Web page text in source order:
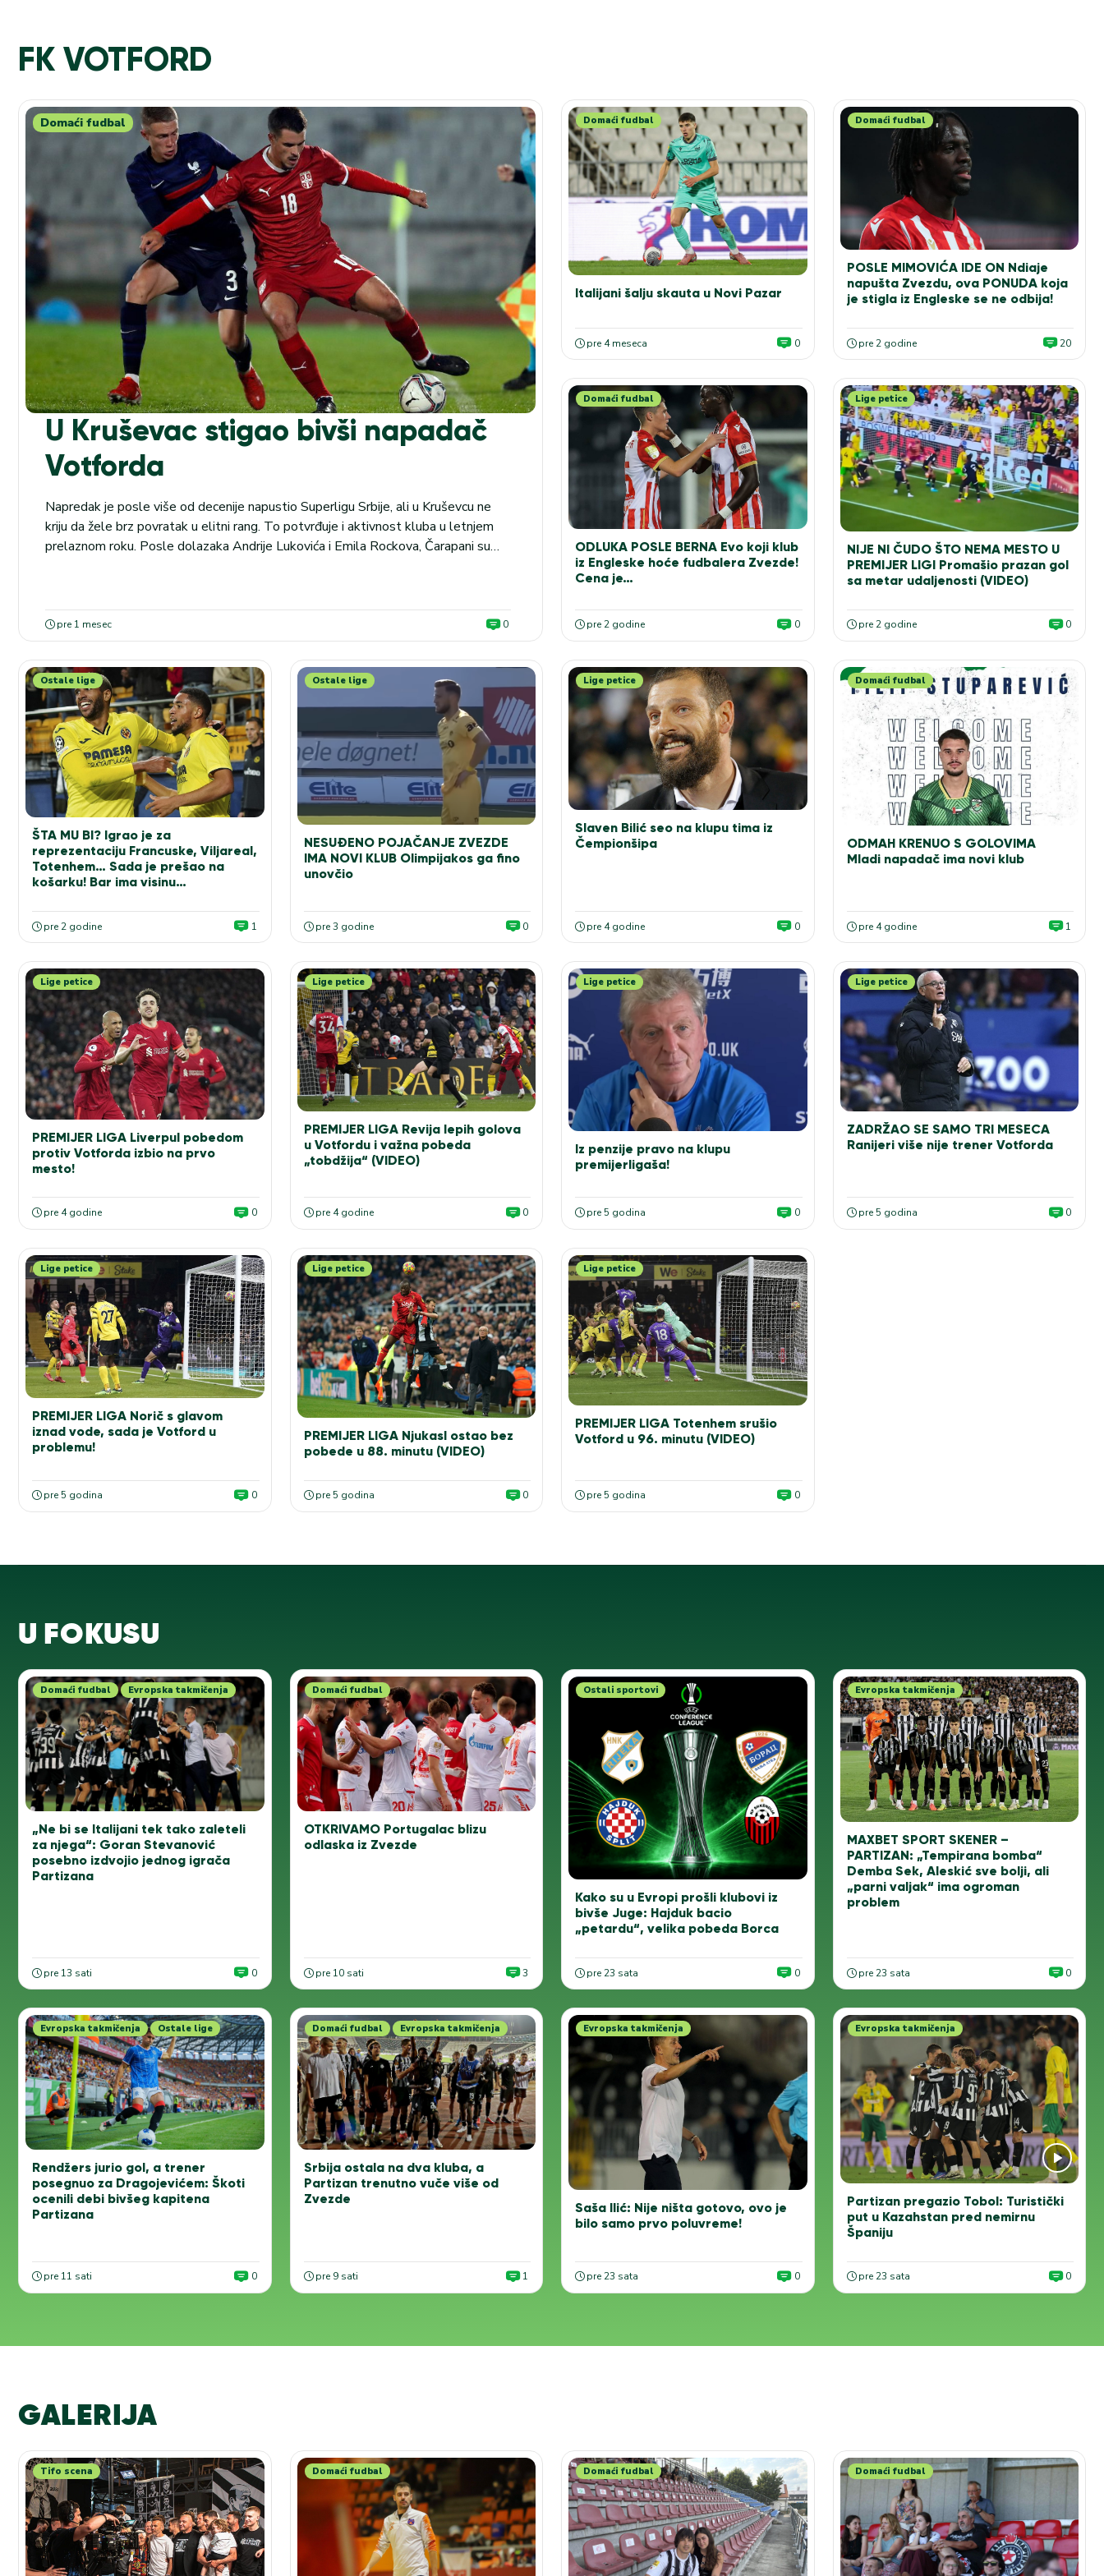
FK VOTFORD
Domaći fudbal
U Kruševac stigao bivši napadač
Votforda
Napredak je posle više od decenije napustio Superligu Srbije, ali u Kruševcu ne
kriju da žele brz povratak u elitni rang. To potvrđuje i aktivnost kluba u letnjem
prelaznom roku. Posle dolazaka Andrije Lukovića i Emila Rockova, Čarapani su
pre 1 mesec 0
Domaći fudbal
Italijani šalju skauta u Novi Pazar
pre 4 meseca 0
Domaći fudbal
POSLE MIMOVIĆA IDE ON Ndiaje
napušta Zvezdu, ova PONUDA koja
je stigla iz Engleske se ne odbija!
pre 2 godine 20
Domaći fudbal
ODLUKA POSLE BERNA Evo koji klub
iz Engleske hoće fudbalera Zvezde!
Cena je…
pre 2 godine 0
Lige petice
NIJE NI ČUDO ŠTO NEMA MESTO U
PREMIJER LIGI Promašio prazan gol
sa metar udaljenosti (VIDEO)
pre 2 godine 0
Ostale lige
ŠTA MU BI? Igrao je za
reprezentaciju Francuske, Viljareal,
Totenhem… Sada je prešao na
košarku! Bar ima visinu…
pre 2 godine 1
Ostale lige
NESUĐENO POJAČANJE ZVEZDE
IMA NOVI KLUB Olimpijakos ga fino
unovčio
pre 3 godine 0
Lige petice
Slaven Bilić seo na klupu tima iz
Čempionšipa
pre 4 godine 0
Domaći fudbal
ODMAH KRENUO S GOLOVIMA
Mladi napadač ima novi klub
pre 4 godine 1
Lige petice
PREMIJER LIGA Liverpul pobedom
protiv Votforda izbio na prvo
mesto!
pre 4 godine 0
Lige petice
PREMIJER LIGA Revija lepih golova
u Votfordu i važna pobeda
„tobdžija“ (VIDEO)
pre 4 godine 0
Lige petice
Iz penzije pravo na klupu
premijerligaša!
pre 5 godina 0
Lige petice
ZADRŽAO SE SAMO TRI MESECA
Ranijeri više nije trener Votforda
pre 5 godina 0
Lige petice
PREMIJER LIGA Norič s glavom
iznad vode, sada je Votford u
problemu!
pre 5 godina 0
Lige petice
PREMIJER LIGA Njukasl ostao bez
pobede u 88. minutu (VIDEO)
pre 5 godina 0
Lige petice
PREMIJER LIGA Totenhem srušio
Votford u 96. minutu (VIDEO)
pre 5 godina 0
U FOKUSU
Domaći fudbal Evropska takmičenja
„Ne bi se Italijani tek tako zaleteli
za njega“: Goran Stevanović
posebno izdvojio jednog igrača
Partizana
pre 13 sati 0
Domaći fudbal
OTKRIVAMO Portugalac blizu
odlaska iz Zvezde
pre 10 sati 3
Ostali sportovi
Kako su u Evropi prošli klubovi iz
bivše Juge: Hajduk bacio
„petardu“, velika pobeda Borca
pre 23 sata 0
Evropska takmičenja
MAXBET SPORT SKENER –
PARTIZAN: „Tempirana bomba“
Demba Sek, Aleskić sve bolji, ali
„parni valjak“ ima ogroman
problem
pre 23 sata 0
Evropska takmičenja Ostale lige
Rendžers jurio gol, a trener
posegnuo za Dragojevićem: Škoti
ocenili debi bivšeg kapitena
Partizana
pre 11 sati 0
Domaći fudbal Evropska takmičenja
Srbija ostala na dva kluba, a
Partizan trenutno vuče više od
Zvezde
pre 9 sati 1
Evropska takmičenja
Saša Ilić: Nije ništa gotovo, ovo je
bilo samo prvo poluvreme!
pre 23 sata 0
Evropska takmičenja
Partizan pregazio Tobol: Turistički
put u Kazahstan pred nemirnu
Španiju
pre 23 sata 0
GALERIJA
Tifo scena Domaći fudbal Domaći fudbal Domaći fudbal